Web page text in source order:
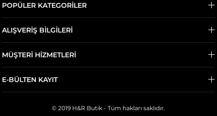
POPÜLER KATEGORİLER
ALIŞVERİŞ BİLGİLERİ
MÜŞTERİ HİZMETLERİ
E-BÜLTEN KAYIT
© 2019 H&R Butik - Tüm hakları saklıdır.